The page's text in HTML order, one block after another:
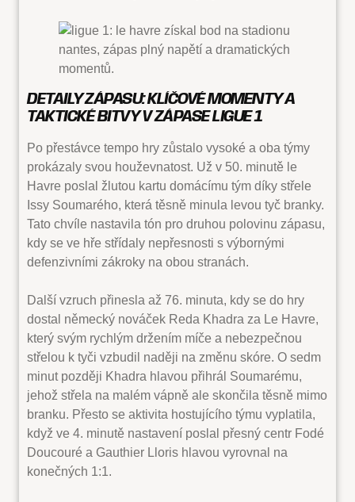
DETAILY ZÁPASU: KLÍČOVÉ MOMENTY A
TAKTICKÉ BITVY V ZÁPASE LIGUE 1
Po přestávce tempo hry zůstalo vysoké a oba týmy
prokázaly svou houževnatost. Už v 50. minutě le
Havre poslal žlutou kartu domácímu tým díky střele
Issy Soumarého, která těsně minula levou tyč branky.
Tato chvíle nastavila tón pro druhou polovinu zápasu,
kdy se ve hře střídaly nepřesnosti s výbornými
defenzivními zákroky na obou stranách.
Další vzruch přinesla až 76. minuta, kdy se do hry
dostal německý nováček Reda Khadra za Le Havre,
který svým rychlým držením míče a nebezpečnou
střelou k tyči vzbudil naději na změnu skóre. O sedm
minut později Khadra hlavou přihrál Soumarému,
jehož střela na malém vápně ale skončila těsně mimo
branku. Přesto se aktivita hostujícího týmu vyplatila,
když ve 4. minutě nastavení poslal přesný centr Fodé
Doucouré a Gauthier Lloris hlavou vyrovnal na
konečných 1:1.